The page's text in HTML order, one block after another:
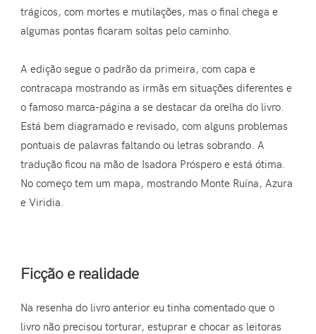
trágicos, com mortes e mutilações, mas o final chega e
algumas pontas ficaram soltas pelo caminho.
A edição segue o padrão da primeira, com capa e
contracapa mostrando as irmãs em situações diferentes e
o famoso marca-página a se destacar da orelha do livro.
Está bem diagramado e revisado, com alguns problemas
pontuais de palavras faltando ou letras sobrando. A
tradução ficou na mão de Isadora Próspero e está ótima.
No começo tem um mapa, mostrando Monte Ruína, Azura
e Viridia.
Ficção e realidade
Na resenha do livro anterior eu tinha comentado que o
livro não precisou torturar, estuprar e chocar as leitoras